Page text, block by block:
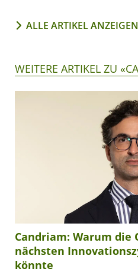
ALLE ARTIKEL ANZEIGEN
WEITERE ARTIKEL ZU
Candriam: Warum die
nächsten
könnte